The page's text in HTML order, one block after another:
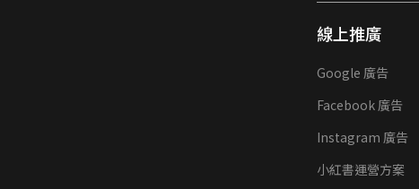
線上推廣
Google 廣告
Facebook 廣告
Instagram 廣告
小紅書運營方案